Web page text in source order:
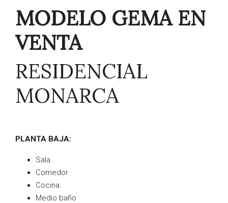
MODELO GEMA EN
VENTA
RESIDENCIAL
MONARCA
PLANTA BAJA:
Sala
Comedor
Cocina
Medio baño